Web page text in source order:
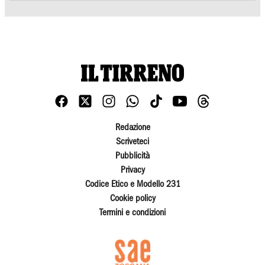
Redazione
Scriveteci
Pubblicità
Privacy
Codice Etico e Modello 231
Cookie policy
Termini e condizioni